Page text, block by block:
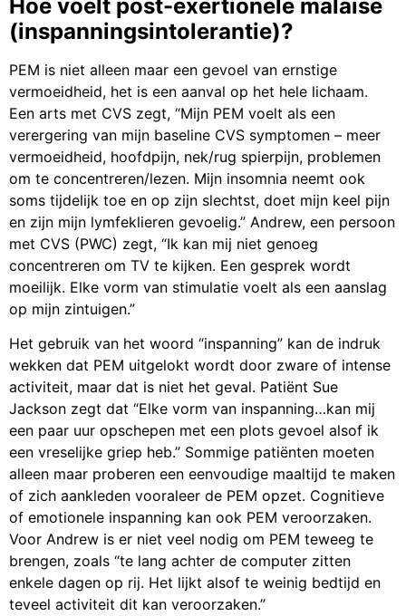
Hoe voelt post-exertionele malaise
(inspanningsintolerantie)?
PEM is niet alleen maar een gevoel van ernstige
vermoeidheid, het is een aanval op het hele lichaam.
Een arts met CVS zegt, “Mijn PEM voelt als een
verergering van mijn baseline CVS symptomen – meer
vermoeidheid, hoofdpijn, nek/rug spierpijn, problemen
om te concentreren/lezen. Mijn insomnia neemt ook
soms tijdelijk toe en op zijn slechtst, doet mijn keel pijn
en zijn mijn lymfeklieren gevoelig.” Andrew, een persoon
met CVS (PWC) zegt, “Ik kan mij niet genoeg
concentreren om TV te kijken. Een gesprek wordt
moeilijk. Elke vorm van stimulatie voelt als een aanslag
op mijn zintuigen.”
Het gebruik van het woord “inspanning” kan de indruk
wekken dat PEM uitgelokt wordt door zware of intense
activiteit, maar dat is niet het geval. Patiënt Sue
Jackson zegt dat “Elke vorm van inspanning…kan mij
een paar uur opschepen met een plots gevoel alsof ik
een vreselijke griep heb.” Sommige patiënten moeten
alleen maar proberen een eenvoudige maaltijd te maken
of zich aankleden vooraleer de PEM opzet. Cognitieve
of emotionele inspanning kan ook PEM veroorzaken.
Voor Andrew is er niet veel nodig om PEM teweeg te
brengen, zoals “te lang achter de computer zitten
enkele dagen op rij. Het lijkt alsof te weinig bedtijd en
teveel activiteit dit kan veroorzaken.”